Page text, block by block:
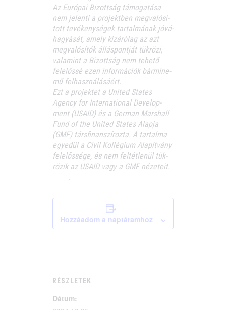
Az Euró­pai Bizott­ság támo­ga­tá­sa
nem jelen­ti a pro­jekt­ben meg­va­ló­sí­
tott tevé­keny­sé­gek tar­tal­má­nak jóvá­
ha­gyá­sát, amely kizá­ró­lag az azt
meg­va­ló­sí­tók állás­pont­ját tük­rö­zi,
vala­mint a Bizott­ság nem tehe­tő
fele­lős­sé ezen infor­má­ci­ók bár­mi­ne­
mű felhasználásáért.
Ezt a pro­jek­tet a Uni­ted Sta­tes
Agency for Inter­na­ti­o­nal Deve­lop­
ment (USAID) és a Ger­man Mars­hall
Fund of the Uni­ted Sta­tes Alap­ja
(GMF) társ­fi­nan­szí­roz­ta. A tar­tal­ma
egye­dül a Civil Kol­lé­gi­um Ala­pít­vány
fele­lős­sé­ge, és nem fel­tét­le­nül tük­
rö­zik az USAID vagy a GMF nézeteit.
.
Hozzáadom a naptáramhoz
RÉSZLETEK
Dátum: